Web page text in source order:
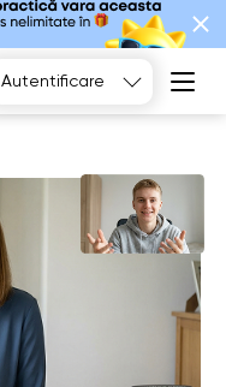
Autentificare
Alegeți